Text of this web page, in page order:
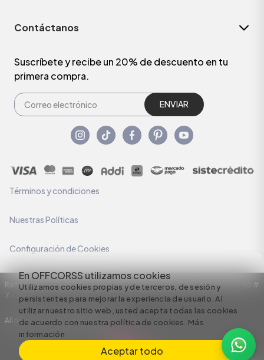
En OFFCORSS utilizamos cookies
Utilizamos cookies propias y de terceros, de sesión y
persistentes para mejorar la experiencia de usuario. Al
utilizar nuestro sitio web, usted acepta todas las cookies
de acuerdo con nuestra política de cookies. Más
información
Aceptar todo
Contáctanos
Suscríbete y recibe un 20% de descuento en tu
primera compra.
ENVIAR
Términos y condiciones
Nuestras Políticas
Configuración de Cookies
Razón Social: C.I HERMECO S.A. NIT: 890924167-6 Dirección: Carrera 50 #
7 – 35
All rights reserved empowered by